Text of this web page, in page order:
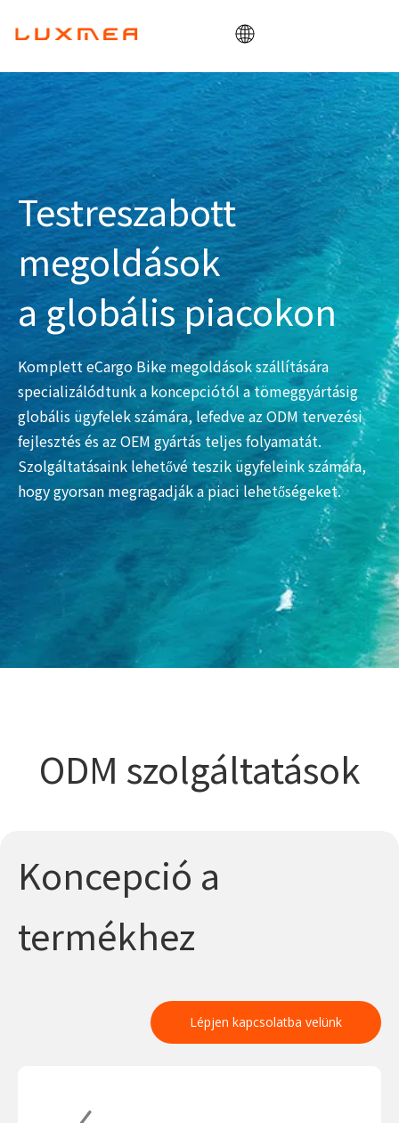
Otthon
Vállalat
Cargobike
Hasznosság
ODM/OEM
Blog
Érintkezés
Testreszabott
megoldások
a globális piacokon
Komplett eCargo Bike megoldások szállítására
specializálódtunk a koncepciótól a tömeggyártásig
globális ügyfelek számára, lefedve az ODM tervezési
fejlesztés és az OEM gyártás teljes folyamatát.
Szolgáltatásaink lehetővé teszik ügyfeleink számára,
hogy gyorsan megragadják a piaci lehetőségeket.
ODM szolgáltatások
Koncepció a
termékhez
Lépjen kapcsolatba velünk